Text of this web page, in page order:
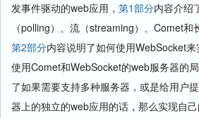
发事件驱动的web应用， 第1部分内容介绍
（polling）、流（streaming）、Comet和
第2部分内容说明了如何使用WebSocket
使用Comet和WebSocket的web服务器的局
了如果需要支持多种服务器，或是给用户
器上的独立的web应用的话，那么实现自